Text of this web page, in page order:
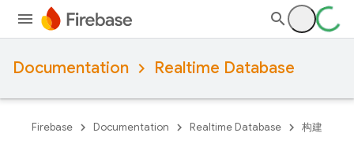
Documentation Realtime Database
Firebase Documentation Realtime Database 构建